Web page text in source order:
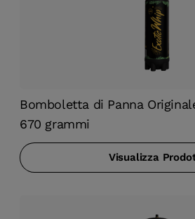
Bomboletta di Panna
670 grammi
Visualizza